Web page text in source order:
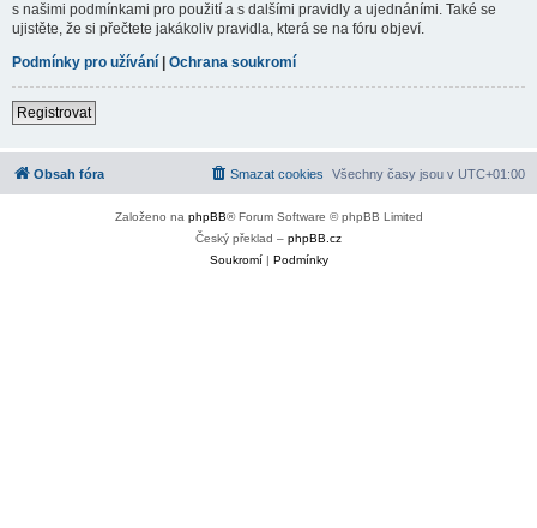
s našimi podmínkami pro použití a s dalšími pravidly a ujednáními. Také se
ujistěte, že si přečtete jakákoliv pravidla, která se na fóru objeví.
Podmínky pro užívání | Ochrana soukromí
Registrovat
Obsah fóra Všechny časy jsou v UTC+01:00
Smazat cookies
Založeno na phpBB® Forum Software © phpBB Limited
Český překlad – phpBB.cz
Soukromí| Podmínky